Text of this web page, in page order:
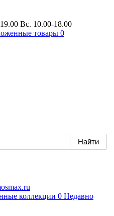
Вс. 10.00-18.00
товары 0
коллекции 0 Недавно